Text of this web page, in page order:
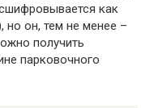
как
но он, тем не менее –
получить
парковочного